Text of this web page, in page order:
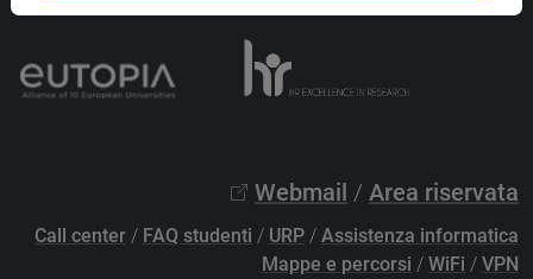
Webmail / Area riservata
Call center / FAQ studenti / URP / Assistenza informatica
Mappe e percorsi / WiFi / VPN